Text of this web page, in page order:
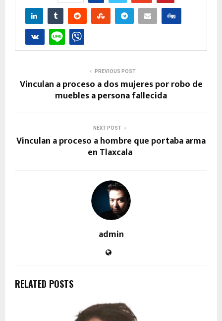
PREVIOUS POST
Vinculan a proceso a dos mujeres por robo de
muebles a persona fallecida
NEXT POST
Vinculan a proceso a hombre que portaba arma
en Tlaxcala
admin
RELATED POSTS